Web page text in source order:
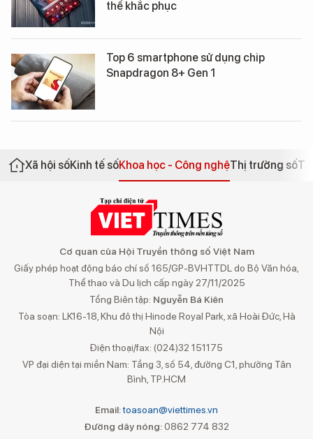
thể khắc phục
Top 6 smartphone sử dụng chip
Snapdragon 8+ Gen 1
Xã hội sốKinh tế sốKhoa học - Công nghệThị trường số
Cơ quan của Hội Truyền thông số Việt Nam
Giấy phép hoạt động báo chí số 165/GP-BVHTTDL do Bộ Văn hóa,
Thể thao và Du lịch cấp ngày 27/11/2025
Tổng Biên tập: Nguyễn Bá Kiên
Tòa soạn: LK16-18, Khu đô thị Hinode Royal Park, xã Hoài Đức, Hà
Nội
Điện thoại/fax: (024)32 151175
VP đại diện tại miền Nam: Tầng 3, số 54, đường C1, phường Tân
Bình, TP.HCM
Email:toasoan@viettimes.vn
Đường dây nóng: 0862 774 832